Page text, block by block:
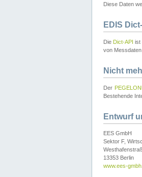
Diese Daten
EDIS
Die Dict-API ist
von
Nicht
Der
Bestehende
Entwurf
EES GmbH
Sektor F,
13353 Berlin
www.ees-